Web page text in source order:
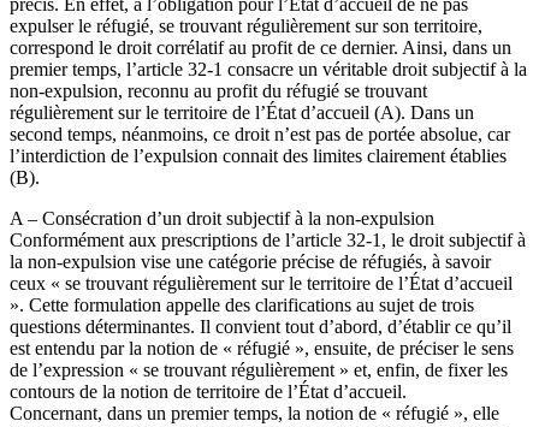
précis. En effet, à l’obligation pour l’État d’accueil de ne pas
expulser le réfugié, se trouvant régulièrement sur son territoire,
correspond le droit corrélatif au profit de ce dernier. Ainsi, dans un
premier temps, l’article 32-1 consacre un véritable droit subjectif à la
non-expulsion, reconnu au profit du réfugié se trouvant
régulièrement sur le territoire de l’État d’accueil (A). Dans un
second temps, néanmoins, ce droit n’est pas de portée absolue, car
l’interdiction de l’expulsion connait des limites clairement établies
(B).
A – Consécration d’un droit subjectif à la non-expulsion
Conformément aux prescriptions de l’article 32-1, le droit subjectif à
la non-expulsion vise une catégorie précise de réfugiés, à savoir
ceux « se trouvant régulièrement sur le territoire de l’État d’accueil
». Cette formulation appelle des clarifications au sujet de trois
questions déterminantes. Il convient tout d’abord, d’établir ce qu’il
est entendu par la notion de « réfugié », ensuite, de préciser le sens
de l’expression « se trouvant régulièrement » et, enfin, de fixer les
contours de la notion de territoire de l’État d’accueil.
Concernant, dans un premier temps, la notion de « réfugié », elle